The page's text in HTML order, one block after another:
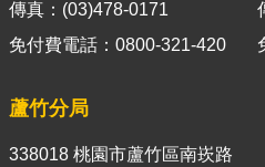
更
多
務
回
傳真：(03)478-0171
免付費電話：0800-321-420
蘆竹分局
338018 桃園市蘆竹區南崁路